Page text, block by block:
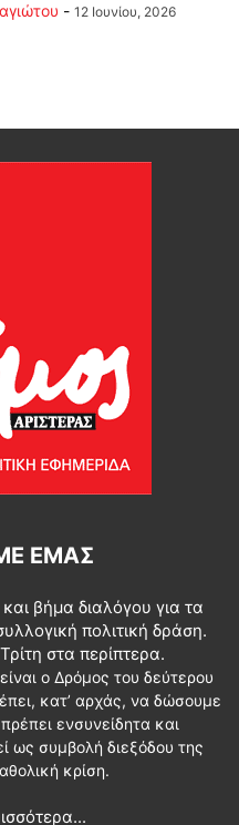
- 12 Ιουνίου, 2026
ΕΜΆΣ
βήμα διαλόγου για τα
πολιτική δράση.
στα περίπτερα.
ο Δρόμος του δεύτερου
κατ’ αρχάς, να δώσουμε
ενσυνείδητα και
ως συμβολή διεξόδου της
κρίση.